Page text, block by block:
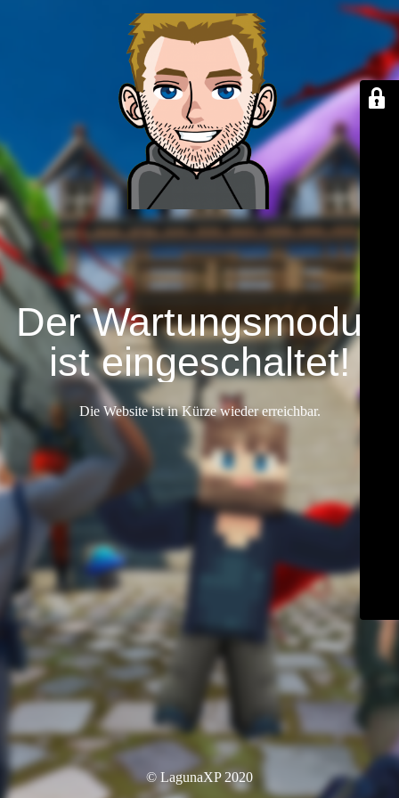
Der Wartungsmodus
ist eingeschaltet!
Die Website ist in Kürze wieder erreichbar.
© LagunaXP 2020